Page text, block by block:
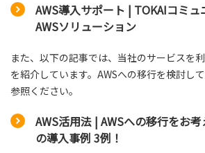
AWS導入サポート | TOKAIコミ
AWSソリューション
また、以下の記事では、当社のサービスを
を紹介しています。AWSへの移行を検討し
参照ください。
AWS活用法 | AWSへの移行をお
の導入事例 3例！